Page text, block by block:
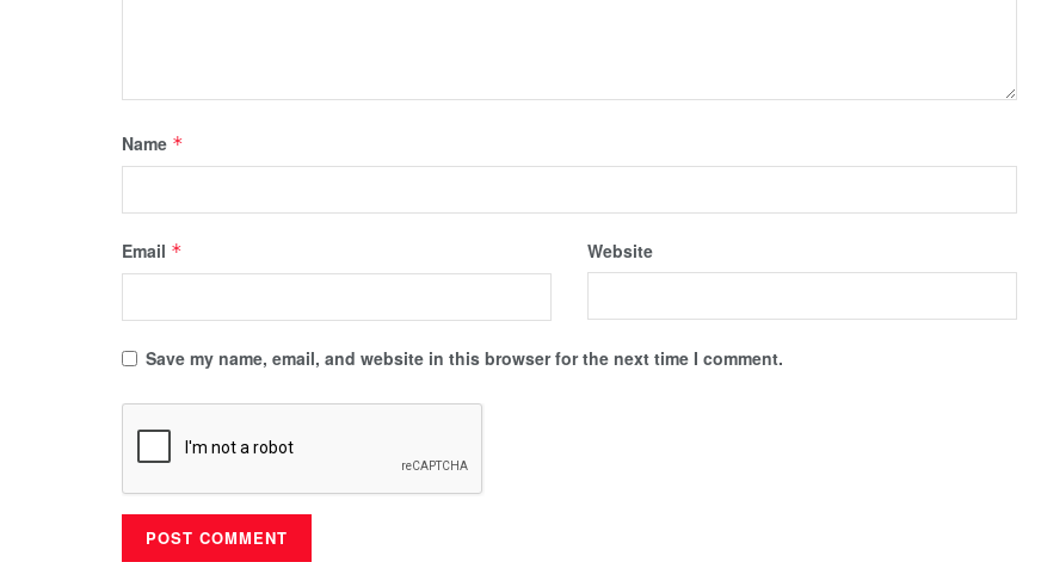
Name *
Email * Website
Save my name, email, and website in this browser for the next time I comment.